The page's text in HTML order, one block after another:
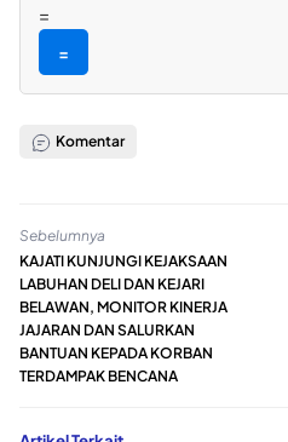
=
=
Komentar
Sebelumnya
KAJATI KUNJUNGI KEJAKSAAN
LABUHAN DELI DAN KEJARI
BELAWAN, MONITOR KINERJA
JAJARAN DAN SALURKAN
BANTUAN KEPADA KORBAN
TERDAMPAK BENCANA